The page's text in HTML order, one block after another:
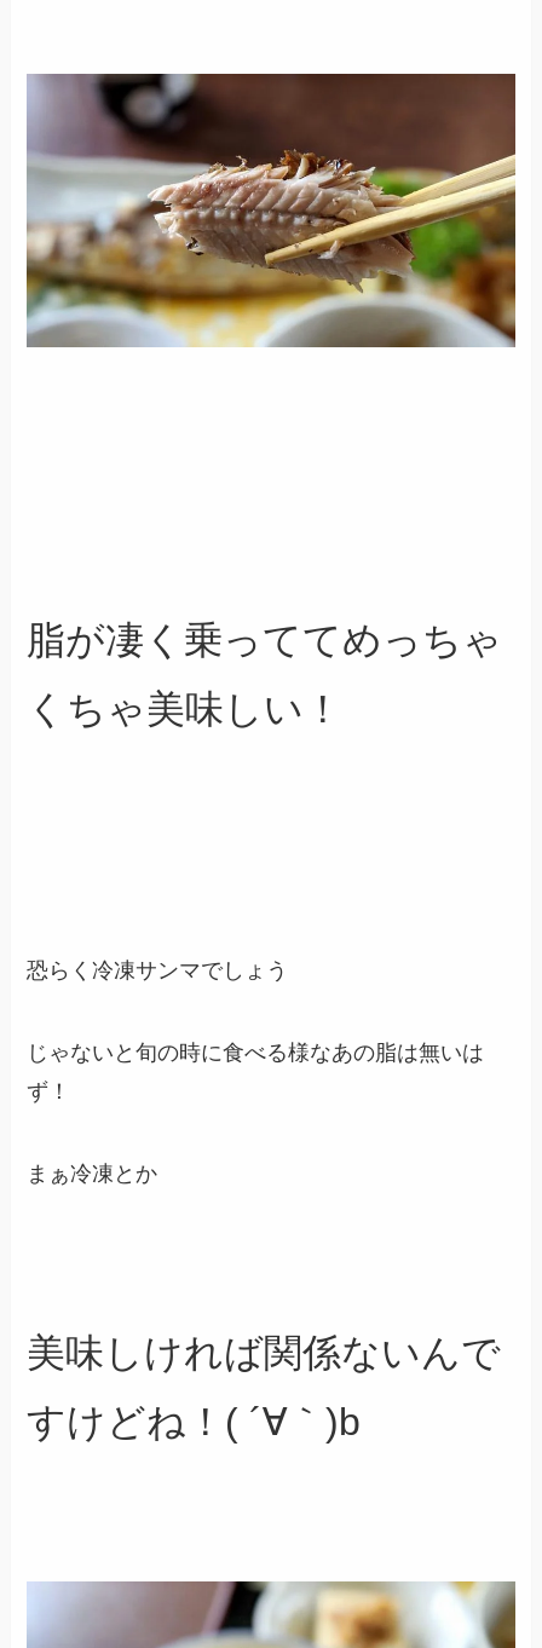
脂が凄く乗っててめっちゃ
くちゃ美味しい！
恐らく冷凍サンマでしょう
じゃないと旬の時に食べる様なあの脂は無いは
ず！
まぁ冷凍とか
美味しければ関係ないんで
すけどね！ ( ´∀｀)b